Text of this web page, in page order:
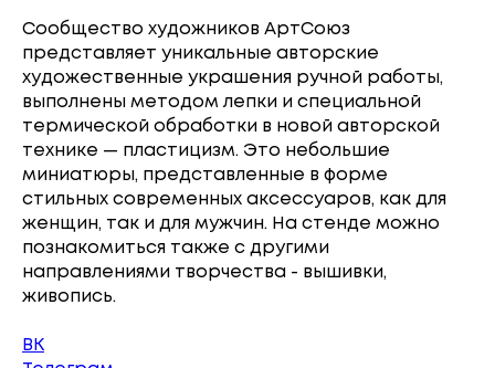
Сообщество художников АртСоюз
представляет уникальные авторские
художественные украшения ручной работы,
выполнены методом лепки и специальной
термической обработки в новой авторской
технике — пластицизм. Это небольшие
миниатюры, представленные в форме
стильных современных аксессуаров, как для
женщин, так и для мужчин. На стенде можно
познакомиться также с другими
направлениями творчества - вышивки,
живопись.
ВК